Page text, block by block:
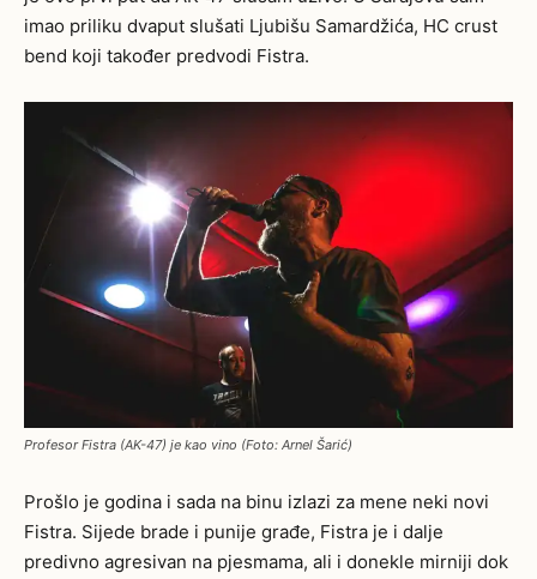
imao priliku dvaput slušati Ljubišu Samardžića, HC crust
bend koji također predvodi Fistra.
Profesor Fistra (AK-47) je kao vino (Foto: Arnel Šarić)
Prošlo je godina i sada na binu izlazi za mene neki novi
Fistra. Sijede brade i punije građe, Fistra je i dalje
predivno agresivan na pjesmama, ali i donekle mirniji dok